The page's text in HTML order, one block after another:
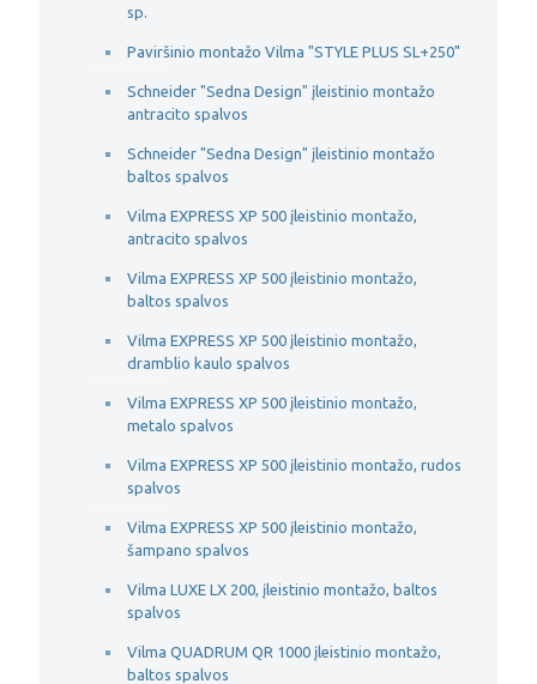
sp.
Paviršinio montažo Vilma "STYLE PLUS SL+250"
Schneider "Sedna Design" įleistinio montažo
antracito spalvos
Schneider "Sedna Design" įleistinio montažo
baltos spalvos
Vilma EXPRESS XP 500 įleistinio montažo,
antracito spalvos
Vilma EXPRESS XP 500 įleistinio montažo,
baltos spalvos
Vilma EXPRESS XP 500 įleistinio montažo,
dramblio kaulo spalvos
Vilma EXPRESS XP 500 įleistinio montažo,
metalo spalvos
Vilma EXPRESS XP 500 įleistinio montažo, rudos
spalvos
Vilma EXPRESS XP 500 įleistinio montažo,
šampano spalvos
Vilma LUXE LX 200, įleistinio montažo, baltos
spalvos
Vilma QUADRUM QR 1000 įleistinio montažo,
baltos spalvos